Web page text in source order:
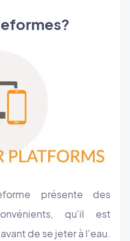
présente des
qu'il est
de se jeter à l'eau.